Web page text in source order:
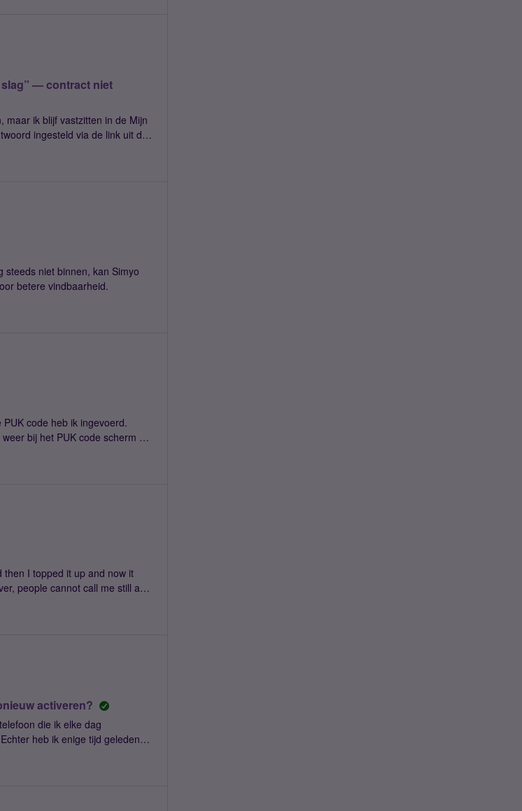
slag” — contract niet
maar ik blijf vastzitten in de Mijn
dit eerder gehad of weet
niet binnen, kan Simyo
betere vindbaarheid.
code heb ik ingevoerd.
bij het PUK code scherm uit.
PUK code. Dit blijft zich
eruit halen gaat dus niet
I topped it up and now it
people cannot call me still and
It has been 2 days. Can you
activeren?
die ik elke dag
heb ik enige tijd geleden
Natuurlijk word ik daar